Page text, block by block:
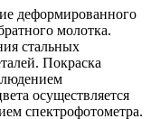
деформированного
молотка.
стальных
Покраска
осуществляется
спектрофотометра.